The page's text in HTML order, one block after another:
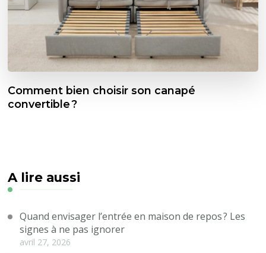
Comment bien choisir son canapé
convertible ?
A lire aussi
Quand envisager l’entrée en maison de repos ? Les
signes à ne pas ignorer
avril 27, 2026